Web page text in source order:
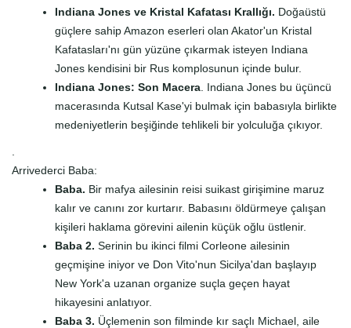
Indiana Jones ve Kristal Kafatası Krallığı. Doğaüstü
güçlere sahip Amazon eserleri olan Akator'un Kristal
Kafatasları'nı gün yüzüne çıkarmak isteyen Indiana
Jones kendisini bir Rus komplosunun içinde bulur.
Indiana Jones: Son Macera . Indiana Jones bu üçüncü
macerasında Kutsal Kase'yi bulmak için babasıyla birlikte
medeniyetlerin beşiğinde tehlikeli bir yolculuğa çıkıyor.
Arrivederci Baba:
Baba. Bir mafya ailesinin reisi suikast girişimine maruz
kalır ve canını zor kurtarır. Babasını öldürmeye çalışan
kişileri haklama görevini ailenin küçük oğlu üstlenir.
Baba 2. Serinin bu ikinci filmi Corleone ailesinin
geçmişine iniyor ve Don Vito'nun Sicilya'dan başlayıp
New York'a uzanan organize suçla geçen hayat
hikayesini anlatıyor.
Baba 3. Üçlemenin son filminde kır saçlı Michael, aile